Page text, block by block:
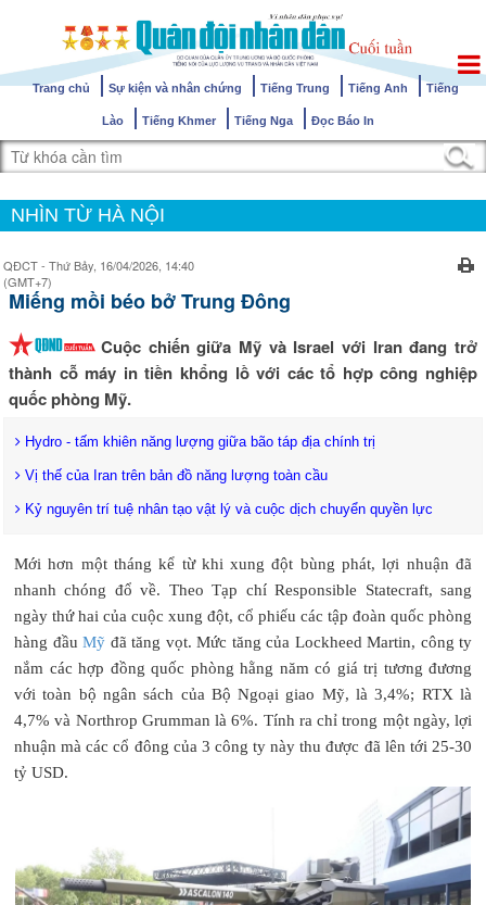
Trang chủ Sự kiện và nhân chứng Tiếng Trung Tiếng Anh Tiếng
Lào Tiếng Khmer Tiếng Nga Đọc Báo In
NHÌN TỪ HÀ NỘI
QĐCT - Thứ Bảy, 16/04/2026, 14:40
(GMT+7)
Miếng mồi béo bở Trung Đông
Cuộc chiến giữa Mỹ và Israel với Iran đang trở
thành cỗ máy in tiền khổng lồ với các tổ hợp công nghiệp
quốc phòng Mỹ.
Hydro - tấm khiên năng lượng giữa bão táp địa chính trị
Vị thế của Iran trên bản đồ năng lượng toàn cầu
Kỷ nguyên trí tuệ nhân tạo vật lý và cuộc dịch chuyển quyền lực
Mới hơn một tháng kể từ khi xung đột bùng phát, lợi nhuận đã
nhanh chóng đổ về. Theo Tạp chí Responsible Statecraft, sang
ngày thứ hai của cuộc xung đột, cổ phiếu các tập đoàn quốc phòng
hàng đầu Mỹ đã tăng vọt. Mức tăng của Lockheed Martin, công ty
nắm các hợp đồng quốc phòng hằng năm có giá trị tương đương
với toàn bộ ngân sách của Bộ Ngoại giao Mỹ, là 3,4%; RTX là
4,7% và Northrop Grumman là 6%. Tính ra chỉ trong một ngày, lợi
nhuận mà các cổ đông của 3 công ty này thu được đã lên tới 25-30
tỷ USD.